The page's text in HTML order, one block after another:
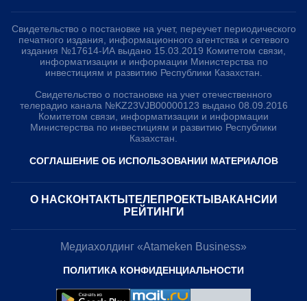
Свидетельство о постановке на учет, переучет периодического
печатного издания, информационного агентства и сетевого
издания №17614-ИА выдано 15.03.2019 Комитетом связи,
информатизации и информации Министерства по
инвестициям и развитию Республики Казахстан.
Свидетельство о постановке на учет отечественного
телерадио канала №KZ23VJB00000123 выдано 08.09.2016
Комитетом связи, информатизации и информации
Министерства по инвестициям и развитию Республики
Казахстан.
СОГЛАШЕНИЕ ОБ ИСПОЛЬЗОВАНИИ МАТЕРИАЛОВ
О НАС КОНТАКТЫ ТЕЛЕПРОЕКТЫ ВАКАНСИИ
РЕЙТИНГИ
Медиахолдинг «Atameken Business»
ПОЛИТИКА КОНФИДЕНЦИАЛЬНОСТИ